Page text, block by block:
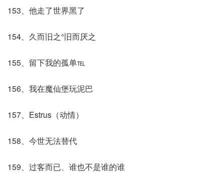
153、他走了世界黑了
154、久而旧之°旧而厌之
155、留下我的孤单℡
156、我在魔仙堡玩泥巴
157、Estrus（动情）
158、今世无法替代
159、过客而已、谁也不是谁的谁